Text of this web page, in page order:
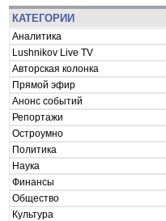
КАТЕГОРИИ
Аналитика
Lushnikov Live TV
Авторская колонка
Прямой эфир
Анонс событий
Репортажи
Остроумно
Политика
Наука
Финансы
Общество
Культура